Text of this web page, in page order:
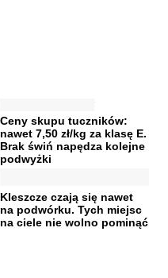
Ceny skupu tuczników:
nawet 7,50 zł/kg za klasę E.
Brak świń napędza kolejne
podwyżki
Kleszcze czają się nawet
na podwórku. Tych miejsc
na ciele nie wolno pominąć